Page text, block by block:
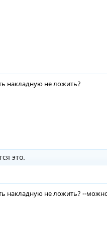
накладную не ложить?
это.
накладную не ложить? --